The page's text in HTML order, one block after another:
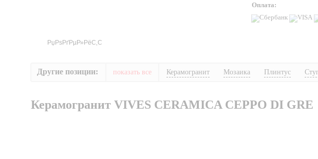
Оплата:
Другие позиции: показать все Керамогранит Мозаика Плинтус
Керамогранит VIVES CERAMICA CEPPO DI GRE